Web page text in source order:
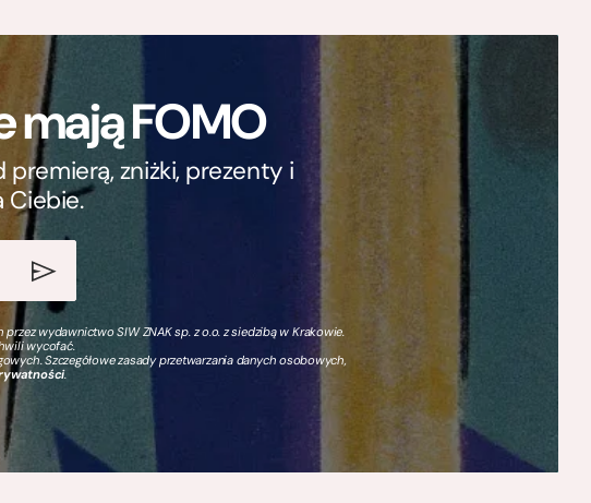
mają FOMO
zniżki, prezenty i
Ciebie.
wydawnictwo SIW ZNAK sp. z o.o. z siedzibą w Krakowie.
wycofać.
Szczegółowe zasady przetwarzania danych osobowych,
.